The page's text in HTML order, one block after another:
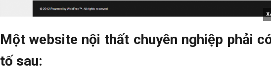
Một website nội thất chuyên nghiệp phải
tố sau: